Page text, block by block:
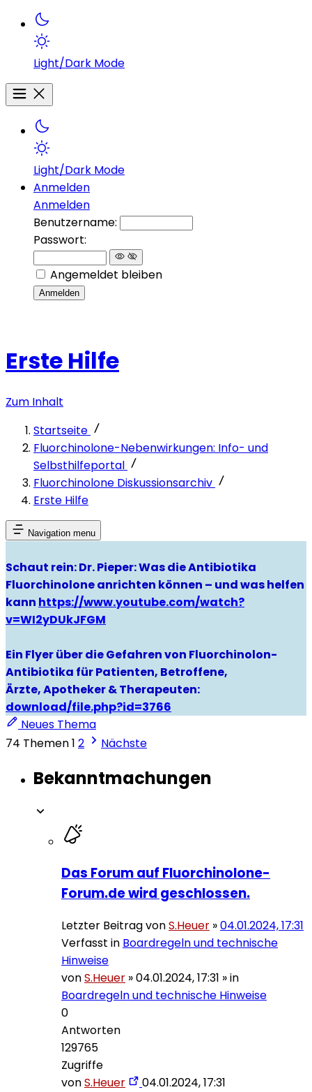
Light/Dark Mode
Light/Dark Mode
Anmelden
Anmelden
Benutzername:
Passwort:
Angemeldet bleiben
Anmelden
Erste Hilfe
Zum Inhalt
Startseite
Fluorchinolone-Nebenwirkungen: Info- und
Selbsthilfeportal
Fluorchinolone Diskussionsarchiv
Erste Hilfe
Navigation menu
Schaut rein: Dr. Pieper: Was die Antibiotika
Fluorchinolone anrichten können – und was helfen
kann https://www.youtube.com/watch?
v=WI2yDUkJFGM
Ein Flyer über die Gefahren von Fluorchinolon-
Antibiotika für Patienten, Betroffene,
Ärzte, Apotheker & Therapeuten:
download/file.php?id=3766
Neues Thema
74 Themen1 2 Nächste
Bekanntmachungen
Das Forum auf Fluorchinolone-
Forum.de wird geschlossen.
Letzter Beitrag vonS.Heuer »04.01.2024, 17:31
Verfasst in Boardregeln und technische
Hinweise
vonS.Heuer »04.01.2024, 17:31 » in
Boardregeln und technische Hinweise
0
Antworten
129765
Zugriffe
vonS.Heuer 04.01.2024, 17:31